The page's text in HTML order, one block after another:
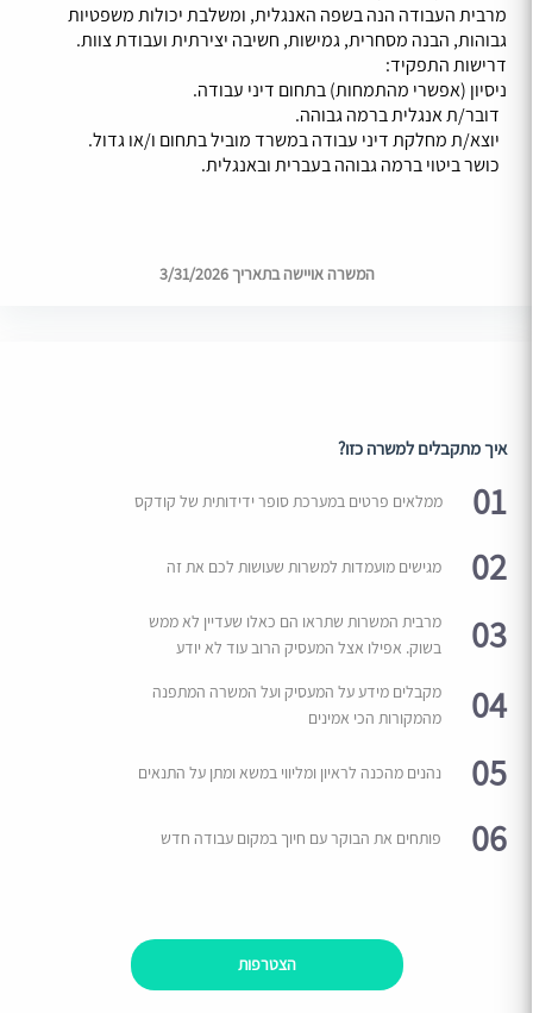
מרבית העבודה הנה בשפה האנגלית, ומשלבת יכולות משפטיות
גבוהות, הבנה מסחרית, גמישות, חשיבה יצירתית ועבודת צוות.
דרישות התפקיד:
ניסיון (אפשרי מהתמחות) בתחום דיני עבודה.
דובר/ת אנגלית ברמה גבוהה.
יוצא/ת מחלקת דיני עבודה במשרד מוביל בתחום ו/או גדול.
כושר ביטוי ברמה גבוהה בעברית ובאנגלית.
המשרה אויישה בתאריך 3/31/2026
איך מתקבלים למשרה כזו?
01 ממלאים פרטים במערכת סופר ידידותית של קודקס
02 מגישים מועמדות למשרות שעושות לכם את זה
03
מרבית המשרות שתראו הם כאלו שעדיין לא ממש
בשוק. אפילו אצל המעסיק הרוב עוד לא יודע
04
מקבלים מידע על המעסיק ועל המשרה המתפנה
מהמקורות הכי אמינים
05 נהנים מהכנה לראיון ומליווי במשא ומתן על התנאים
06 פותחים את הבוקר עם חיוך במקום עבודה חדש
הצטרפות